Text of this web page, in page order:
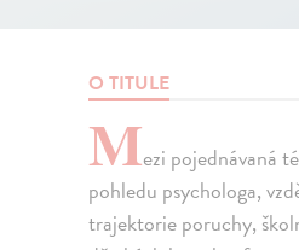
O TITULE
Mezi pojednávaná
pohledu psychologa,
trajektorie poruchy,